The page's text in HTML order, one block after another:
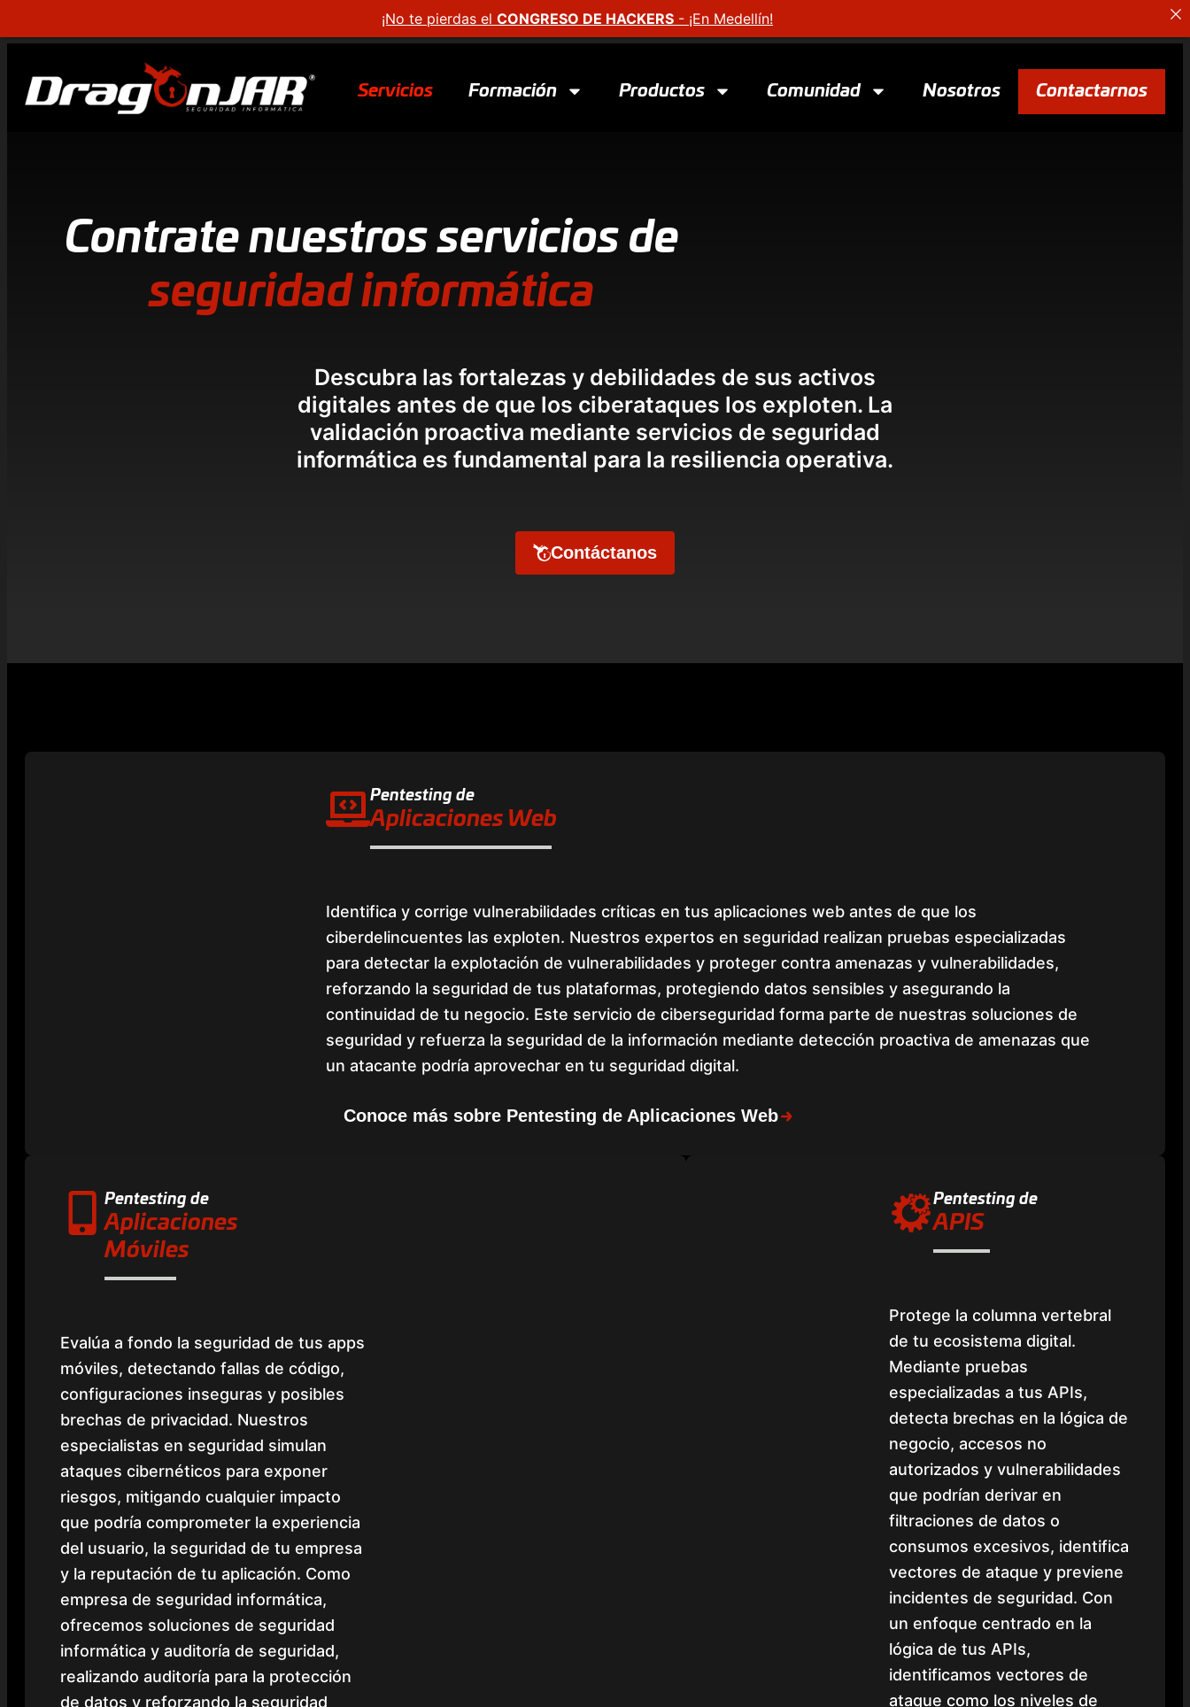
Servicios Formación Productos Comunidad Nosotros Contactarnos
Contrate nuestros servicios de
seguridad informática
Descubra las fortalezas y debilidades de sus activos
digitales antes de que los ciberataques los exploten. La
validación proactiva mediante servicios de seguridad
informática es fundamental para la resiliencia operativa.
Contáctanos
Pentesting de
Aplicaciones Web
Identifica y corrige vulnerabilidades críticas en tus aplicaciones web antes de que los
ciberdelincuentes las exploten. Nuestros expertos en seguridad realizan pruebas especializadas
para detectar la explotación de vulnerabilidades y proteger contra amenazas y vulnerabilidades,
reforzando la seguridad de tus plataformas, protegiendo datos sensibles y asegurando la
continuidad de tu negocio. Este servicio de ciberseguridad forma parte de nuestras soluciones de
seguridad y refuerza la seguridad de la información mediante detección proactiva de amenazas que
un atacante podría aprovechar en tu seguridad digital.
Conoce más sobre Pentesting de Aplicaciones Web
Pentesting de
Aplicaciones
Móviles
Evalúa a fondo la seguridad de tus apps
móviles, detectando fallas de código,
configuraciones inseguras y posibles
brechas de privacidad. Nuestros
especialistas en seguridad simulan
ataques cibernéticos para exponer
riesgos, mitigando cualquier impacto
que podría comprometer la experiencia
del usuario, la seguridad de tu empresa
y la reputación de tu aplicación. Como
empresa de seguridad informática,
ofrecemos soluciones de seguridad
informática y auditoría de seguridad,
realizando auditoría para la protección
de datos y reforzando la seguridad
Pentesting de
APIS
Protege la columna vertebral
de tu ecosistema digital.
Mediante pruebas
especializadas a tus APIs,
detecta brechas en la lógica de
negocio, accesos no
autorizados y vulnerabilidades
que podrían derivar en
filtraciones de datos o
consumos excesivos, identifica
vectores de ataque y previene
incidentes de seguridad. Con
un enfoque centrado en la
lógica de tus APIs,
identificamos vectores de
ataque como los niveles de
¡No te pierdas el CONGRESO DE HACKERS - ¡En Medellín!